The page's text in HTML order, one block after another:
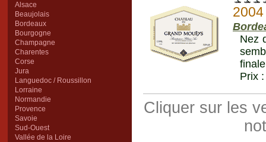
Alsace
Beaujolais
Bordeaux
Bourgogne
Champagne
Charentes
Corse
Jura
Languedoc / Roussillon
Lorraine
Normandie
Provence
Savoie
Sud-Ouest
Vallée de la Loire
2004
Nez
Prix :
Cliquer sur les